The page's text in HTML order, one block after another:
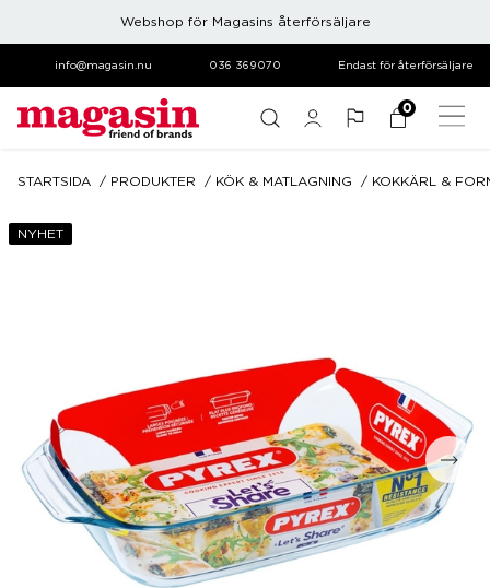
Webshop för Magasins återförsäljare
info@magasin.nu 036 369070 Endast för återförsäljare
0
STARTSIDA PRODUKTER KÖK & MATLAGNING KOKKÄRL &
NYHET